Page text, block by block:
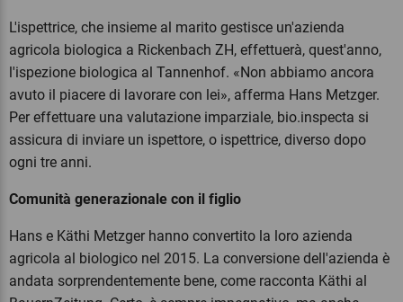
L'ispettrice, che insieme al marito gestisce un'azienda
agricola biologica a Rickenbach ZH, effettuerà, quest'anno,
l'ispezione biologica al Tannenhof. «Non abbiamo ancora
avuto il piacere di lavorare con lei», afferma Hans Metzger.
Per effettuare una valutazione imparziale, bio.inspecta si
assicura di inviare un ispettore, o ispettrice, diverso dopo
ogni tre anni.
Comunità generazionale con il figlio
Hans e Käthi Metzger hanno convertito la loro azienda
agricola al biologico nel 2015. La conversione dell'azienda è
andata sorprendentemente bene, come racconta Käthi al